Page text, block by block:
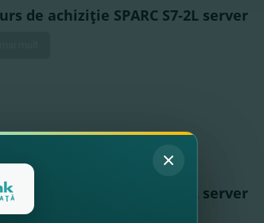
de achiziţie SPARC S7-2L server
de achiziţie SPARC S7-2L server